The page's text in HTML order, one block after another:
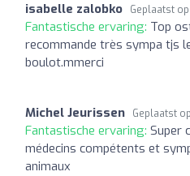
isabelle zalobko Geplaatst op
Fantastische ervaring: Top
recommande très sympa tjs
boulot.mmerci
Michel Jeurissen Geplaatst op
Fantastische ervaring: Super
médecins compétents et
animaux